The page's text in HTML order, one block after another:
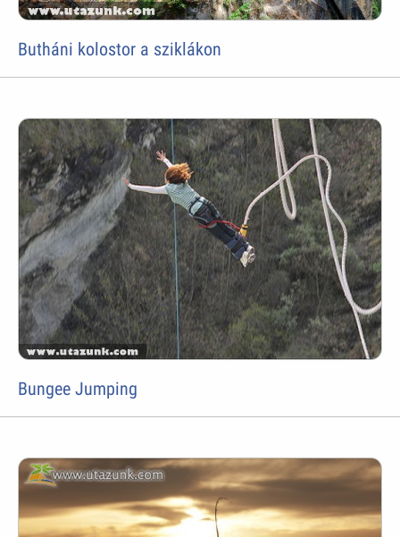
Butháni kolostor a sziklákon
Bungee Jumping